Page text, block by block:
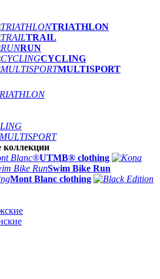
TRIATHLON
TRAIL
RUN
CYCLING
MULTISPORT
UTMB® clothing
Swim Bike Run
Mont Blanc clothing